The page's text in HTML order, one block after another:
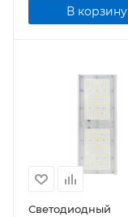
В корзину
Светодиодный